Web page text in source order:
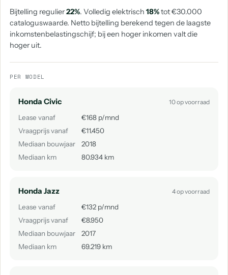
Bijtelling regulier22%. Volledig elektrisch 18%tot €30.000
cataloguswaarde. Netto bijtelling berekend tegen de laagste
inkomstenbelastingschijf; bij een hoger inkomen valt die
hoger uit.
PER MODEL
Honda Civic 10 op voorraad
Lease vanaf
€168 p/mnd
Vraagprijs vanaf
€11.450
Mediaan bouwjaar
2018
Mediaan km
80.934 km
Honda Jazz 4 op voorraad
Lease vanaf
€132 p/mnd
Vraagprijs vanaf
€8.950
Mediaan bouwjaar
2017
Mediaan km
69.219 km